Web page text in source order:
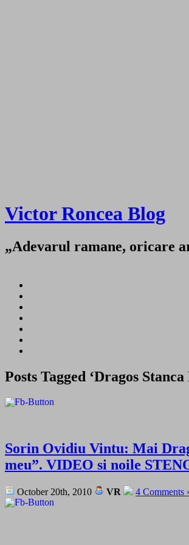
Victor Roncea Blog
„Adevarul ramane, oricare
Posts Tagged ‘Dragos Stanca
Sorin Ovidiu Vintu: Mai
meu”. VIDEO si noile
October 20th, 2010 VR 4 Comments